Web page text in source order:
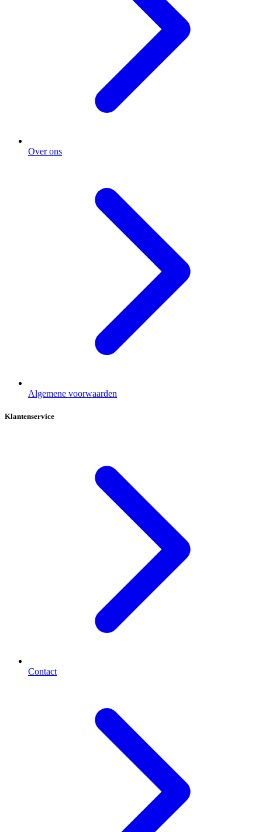
Over ons
Algemene voorwaarden
Klantenservice
Contact